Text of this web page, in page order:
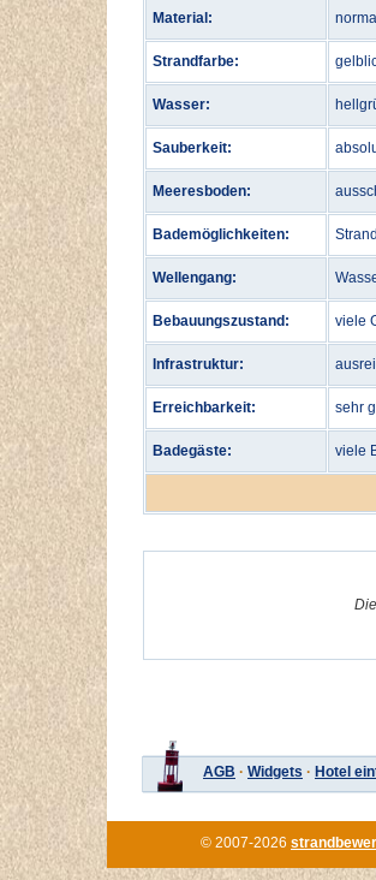
Material:
Strandfarbe:
Wasser:
Sauberkeit:
Meeresboden:
Bademöglichkeiten:
Wellengang:
Bebauungszustand: viele
Infrastruktur:
Erreichbarkeit: sehr
Badegäste: viele
AGB · Widgets · Hotel
© 2007-2026